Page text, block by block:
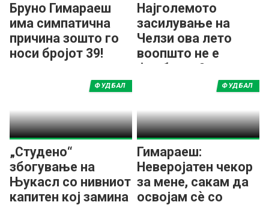
Бруно Гимараеш
има симпатична
причина зошто го
носи бројот 39!
Најголемото
засилување на
Челзи ова лето
воопшто не е
фудбалер?
„Студено“
збогување на
Њукасл со нивниот
капитен кој замина
ФУДБАЛ
Гимараеш:
Неверојатен чекор
за мене, сакам да
освојам сѐ со
ФУДБАЛ